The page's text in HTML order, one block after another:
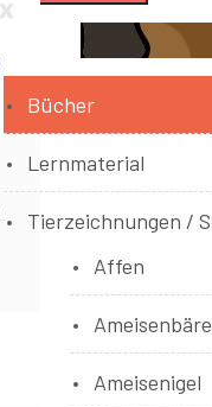
Bücher
Lernmaterial
Tierzeichnungen /
Affen
Ameisenigel